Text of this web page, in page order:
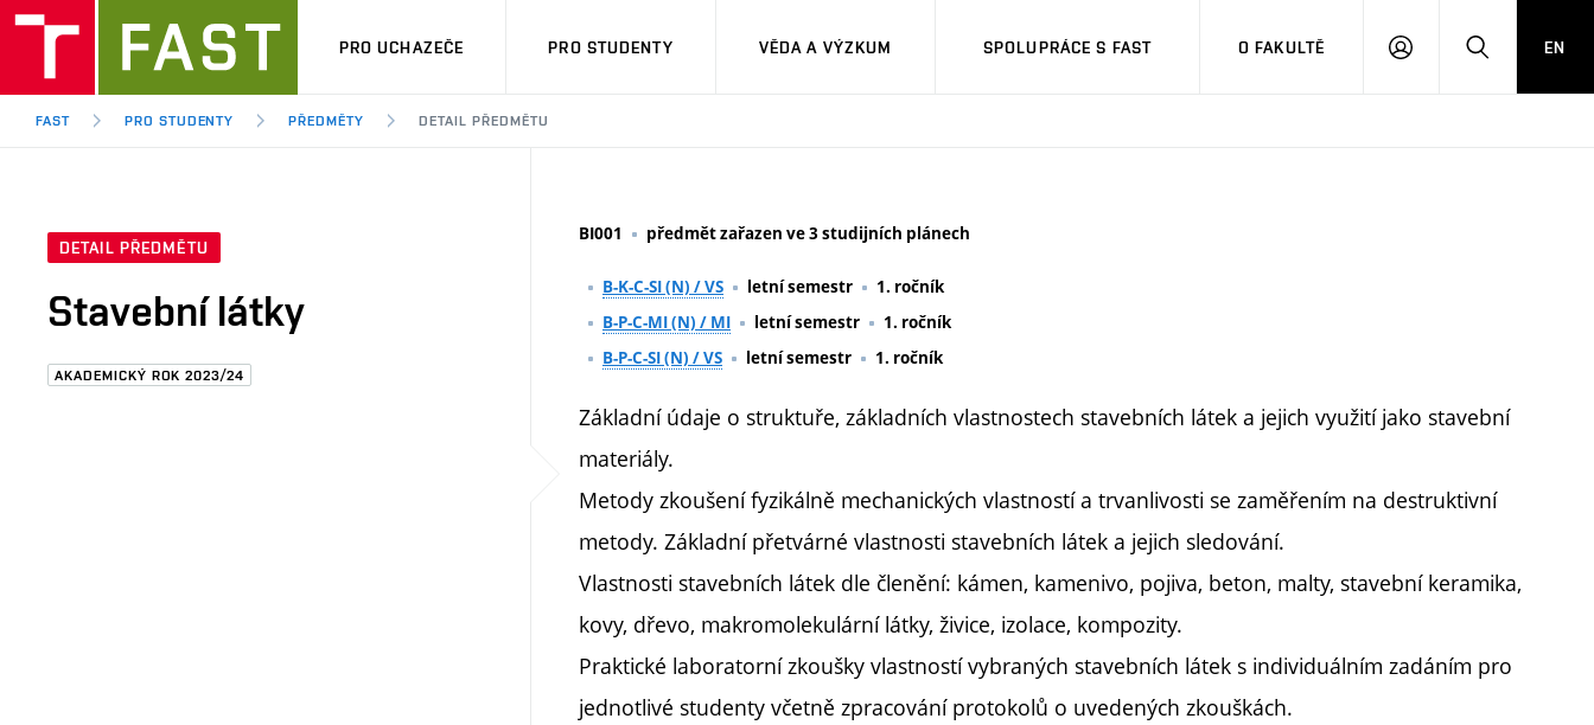
PRO UCHAZEČE PRO STUDENTY VĚDA A VÝZKUM SPOLUPRÁCE S FAST O FAKULTĚ
PŘIHLÁSITHLEDAT
EN
FAST PRO STUDENTY PŘEDMĚTY DETAIL PŘEDMĚTU
DETAIL PŘEDMĚTU
Stavební látky
AKADEMICKÝ ROK 2023/24
BI001 předmět zařazen ve 3 studijních plánech
B-K-C-SI (N) / VS letní semestr
1. ročník
B-P-C-MI (N) / MI
letní semestr
1. ročník
B-P-C-SI (N) / VS
letní semestr 1. ročník
Základní údaje o struktuře, základních vlastnostech stavebních látek a jejich využití jako stavební
materiály.
Metody zkoušení fyzikálně mechanických vlastností a trvanlivosti se zaměřením na destruktivní
metody. Základní přetvárné vlastnosti stavebních látek a jejich sledování.
Vlastnosti stavebních látek dle členění: kámen, kamenivo, pojiva, beton, malty, stavební keramika,
kovy, dřevo, makromolekulární látky, živice, izolace, kompozity.
Praktické laboratorní zkoušky vlastností vybraných stavebních látek s individuálním zadáním pro
jednotlivé studenty včetně zpracování protokolů o uvedených zkouškách.